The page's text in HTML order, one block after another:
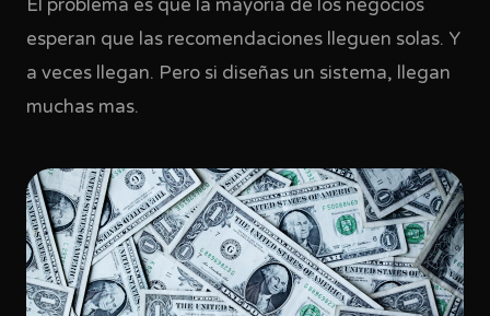
El problema es que la mayoria de los negocios
esperan que las recomendaciones lleguen solas. Y
a veces llegan. Pero si diseñas un sistema, llegan
muchas mas.